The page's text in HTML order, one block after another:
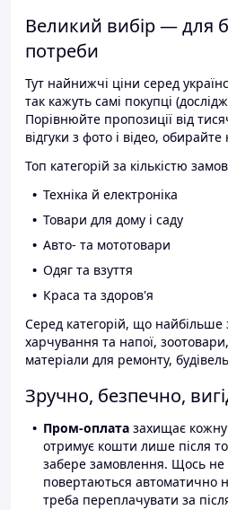
Великий вибір — для
потреби
Тут найнижчі ціни серед
так кажуть самі покупці
Порівнюйте пропозиції від
відгуки з фото і відео,
Топ категорій за кількістю
Техніка й електроніка
Товари для дому і саду
Авто- та мототовари
Одяг та взуття
Краса та здоров'я
Серед категорій, що найбільше
харчування та напої,
матеріали для ремонту,
Зручно, безпечно,
Пром-оплата захищає
отримує кошти лише після
забере замовлення. Щось
повертаються автоматично
треба переплачувати за